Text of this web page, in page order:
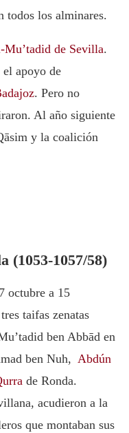
todos los alminares.
Mu’tadid de Sevilla.
apoyo de
. Pero no
Al año siguiente
y la coalición
(1053-1057/58)
octubre a 15
taifas zenatas
ben Abbād en
ben Nuh, Abdún
de Ronda.
acudieron a la
que montaban sus